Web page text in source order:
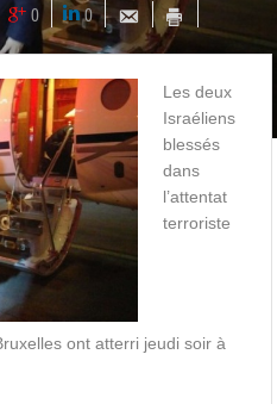
0 0
Les deux
Israéliens
blessés
dans
l’attentat
terroriste
ont atterri jeudi soir à